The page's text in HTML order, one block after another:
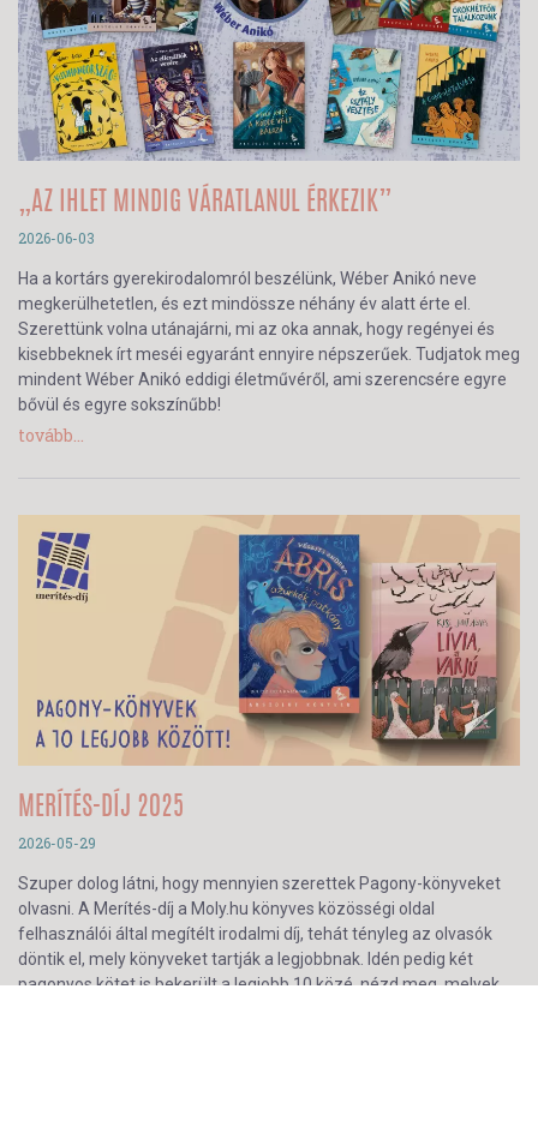
„AZ IHLET MINDIG VÁRATLANUL ÉRKEZIK”
2026-06-03
Ha a kortárs gyerekirodalomról beszélünk, Wéber Anikó neve
megkerülhetetlen, és ezt mindössze néhány év alatt érte el.
Szerettünk volna utánajárni, mi az oka annak, hogy regényei és
kisebbeknek írt meséi egyaránt ennyire népszerűek. Tudjatok meg
mindent Wéber Anikó eddigi életművéről, ami szerencsére egyre
bővül és egyre sokszínűbb!
tovább...
MERÍTÉS-DÍJ 2025
2026-05-29
Szuper dolog látni, hogy mennyien szerettek Pagony-könyveket
olvasni. A Merítés-díj a Moly.hu könyves közösségi oldal
felhasználói által megítélt irodalmi díj, tehát tényleg az olvasók
döntik el, mely könyveket tartják a legjobbnak. Idén pedig két
pagonyos kötet is bekerült a legjobb 10 közé, nézd meg, melyek